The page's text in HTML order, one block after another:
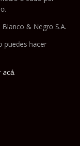
& Negro S.A.
puedes hacer
acá.